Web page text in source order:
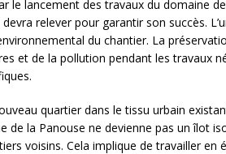
le lancement des travaux du domaine
devra relever pour garantir son succès.
du chantier. La
et de la pollution pendant les travaux
quartier dans le tissu urbain
de la Panouse ne devienne pas un îlot
voisins. Cela implique de travailler en